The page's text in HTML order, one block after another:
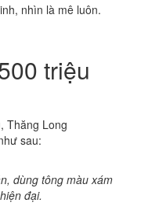
nhìn là mê luôn.
triệu
Thăng Long
sau:
dùng tông màu xám
đại.